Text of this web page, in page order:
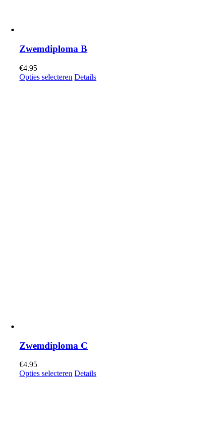
Zwemdiploma B
€4.95
Opties selecteren Details
Zwemdiploma C
€4.95
Opties selecteren Details